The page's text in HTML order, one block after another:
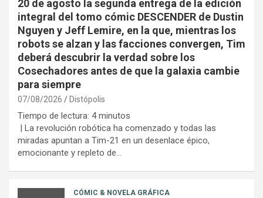
20 de agosto la segunda entrega de la edición
integral del tomo cómic DESCENDER de Dustin
Nguyen y Jeff Lemire, en la que, mientras los
robots se alzan y las facciones convergen, Tim
deberá descubrir la verdad sobre los
Cosechadores antes de que la galaxia cambie
para siempre
07/08/2026 Distópolis
Tiempo de lectura: 4 minutos
| La revolución robótica ha comenzado y todas las
miradas apuntan a Tim-21 en un desenlace épico,
emocionante y repleto de…
CÓMIC & NOVELA GRÁFICA